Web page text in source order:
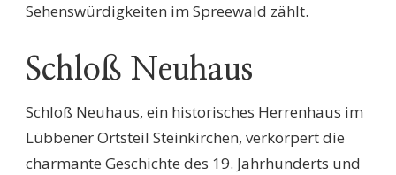
Sehenswürdigkeiten im Spreewald zählt.
Schloß Neuhaus
Schloß Neuhaus, ein historisches Herrenhaus im
Lübbener Ortsteil Steinkirchen, verkörpert die
charmante Geschichte des 19. Jahrhunderts und